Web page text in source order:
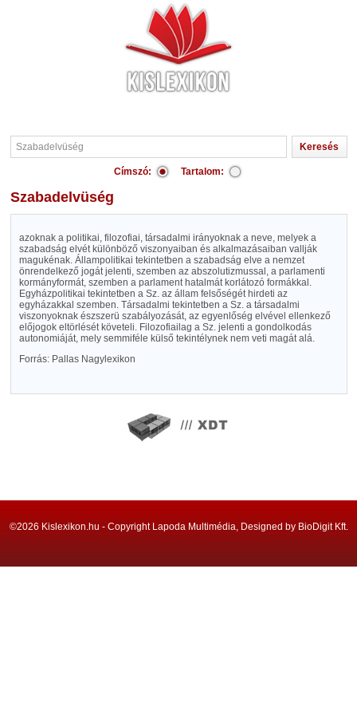
Címszó: Tartalom:
Szabadelvüség
azoknak a politikai, filozofiai, társadalmi irányoknak a neve, melyek a
szabadság elvét különböző viszonyaiban és alkalmazásaiban vallják
magukénak. Állampolitikai tekintetben a szabadság elve a nemzet
önrendelkező jogát jelenti, szemben az abszolutizmussal, a parlamenti
kormányformát, szemben a parlament hatalmát korlátozó formákkal.
Egyházpolitikai tekintetben a Sz. az állam felsőségét hirdeti az
egyházakkal szemben. Társadalmi tekintetben a Sz. a társadalmi
viszonyoknak észszerü szabályozását, az egyenlőség elvével ellenkező
előjogok eltörlését követeli. Filozofiailag a Sz. jelenti a gondolkodás
autonomiáját, mely semmiféle külső tekintélynek nem veti magát alá.
Forrás: Pallas Nagylexikon
©2026 Kislexikon.hu - Copyright Lapoda Multimédia, Designed by BioDigit Kft.